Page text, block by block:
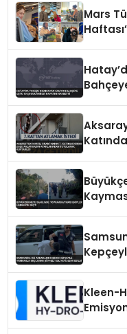
Mars
Kleen-